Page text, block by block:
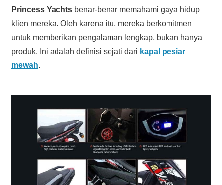
Princess Yachtsbenar-benar memahami gaya hidup
klien mereka. Oleh karena itu, mereka berkomitmen
untuk memberikan pengalaman lengkap, bukan hanya
produk. Ini adalah definisi sejati dari kapal pesiar
mewah.